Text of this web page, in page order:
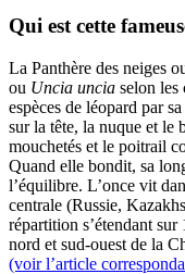
Qui est cette
La Panthère des neiges
ou Uncia uncia selon les
espèces de léopard par
sur la tête, la nuque et le
mouchetés et le poitrail
Quand elle bondit, sa
l’équilibre. L’once vit
centrale (Russie,
répartition s’étendant
nord et sud-ouest de la
(voir l’article